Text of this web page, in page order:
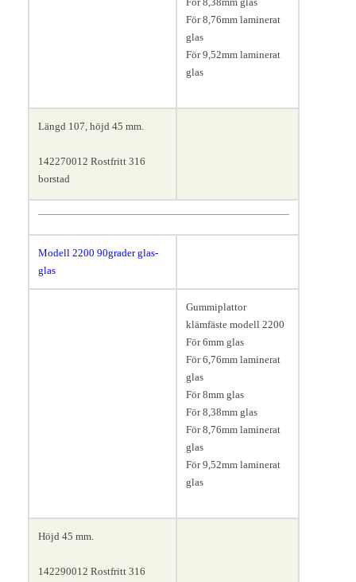
För 8,76mm laminerat
glas
För 9,52mm laminerat
glas
Längd 107, höjd 45 mm.
142270012 Rostfritt 316
borstad
Modell 2200 90grader glas-
glas
Gummiplattor
klämfäste modell 2200
För 6mm glas
För 6,76mm laminerat
glas
För 8mm glas
För 8,38mm glas
För 8,76mm laminerat
glas
För 9,52mm laminerat
glas
Höjd 45 mm.
142290012 Rostfritt 316